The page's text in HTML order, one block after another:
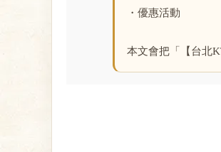
・優惠活動
本文會把「【台北